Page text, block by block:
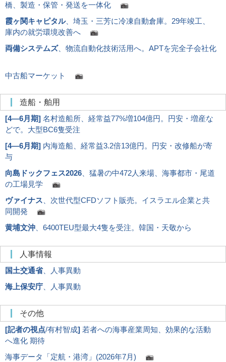
橋、製造・保管・発送を一体化
霞ヶ関キャピタル、埼玉・三芳に冷凍自動倉庫。29年竣工、
庫内の就労環境改善へ
両備システムズ、物流自動化技術活用へ。APTを完全子会社化
中古船マーケット
造船・舶用
[4―6月期] 名村造船所、経常益77%増104億円。円安・増産な
どで。大型BC6隻受注
[4―6月期] 内海造船、経常益3.2倍13億円。円安・改修船が寄
与
向島ドックフェス2026、猛暑の中472人来場、海事都市・尾道
の工場見学
ヴァイナス、次世代型CFDソフト販売。イスラエル企業と共
同開発
黄埔文沖、6400TEU型最大4隻を受注。韓国・天敬から
人事情報
国土交通省、人事異動
海上保安庁、人事異動
その他
[記者の視点/有村智成] 若者への海事産業周知、効果的な活動
へ進化 期待
海事データ「定航・港湾」(2026年7月)